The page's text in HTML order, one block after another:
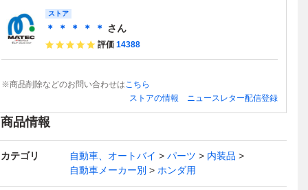
ストア
＊ ＊ ＊ ＊ ＊ さん
評価 14388
※商品削除などのお問い合わせはこちら
ストアの情報
ニュースレター配信登録
商品情報
カテゴリ 自動車、オートバイ パーツ
内装品
自動車メーカー別
ホンダ用